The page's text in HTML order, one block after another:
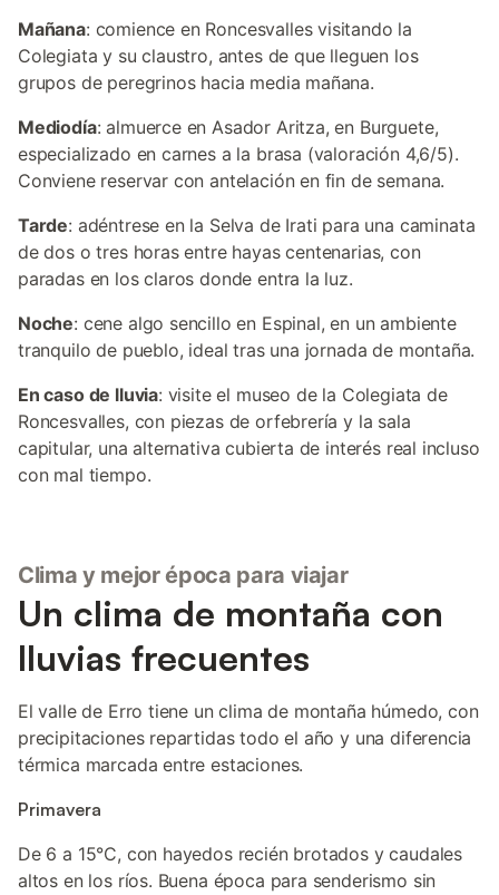
Mañana: comience en Roncesvalles visitando la
Colegiata y su claustro, antes de que lleguen los
grupos de peregrinos hacia media mañana.
Mediodía: almuerce en Asador Aritza, en Burguete,
especializado en carnes a la brasa (valoración 4,6/5).
Conviene reservar con antelación en fin de semana.
Tarde: adéntrese en la Selva de Irati para una caminata
de dos o tres horas entre hayas centenarias, con
paradas en los claros donde entra la luz.
Noche: cene algo sencillo en Espinal, en un ambiente
tranquilo de pueblo, ideal tras una jornada de montaña.
En caso de lluvia: visite el museo de la Colegiata de
Roncesvalles, con piezas de orfebrería y la sala
capitular, una alternativa cubierta de interés real incluso
con mal tiempo.
Clima y mejor época para viajar
Un clima de montaña con
lluvias frecuentes
El valle de Erro tiene un clima de montaña húmedo, con
precipitaciones repartidas todo el año y una diferencia
térmica marcada entre estaciones.
Primavera
De 6 a 15°C, con hayedos recién brotados y caudales
altos en los ríos. Buena época para senderismo sin